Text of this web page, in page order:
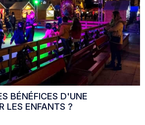
BÉNÉFICES D'UNE
LES ENFANTS ?